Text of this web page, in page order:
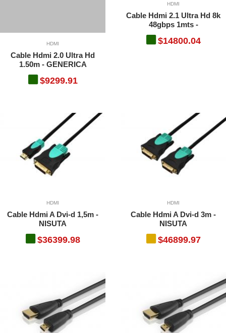
HDMI
Cable Hdmi 2.0 Ultra Hd
1.50m - GENERICA
$9299.91
HDMI
Cable Hdmi 2.1 Ultra Hd 8k
48gbps 1mts -
$14800.04
HDMI
Cable Hdmi A Dvi-d 1,5m -
NISUTA
$36399.98
HDMI
Cable Hdmi A Dvi-d 3m -
NISUTA
$46899.97